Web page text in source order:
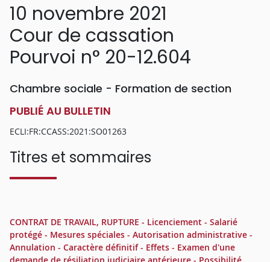
10 novembre 2021
Cour de cassation
Pourvoi n° 20-12.604
Chambre sociale - Formation de section
PUBLIÉ AU BULLETIN
ECLI:FR:CCASS:2021:SO01263
Titres et sommaires
CONTRAT DE TRAVAIL, RUPTURE - Licenciement - Salarié
protégé - Mesures spéciales - Autorisation administrative -
Annulation - Caractère définitif - Effets - Examen d'une